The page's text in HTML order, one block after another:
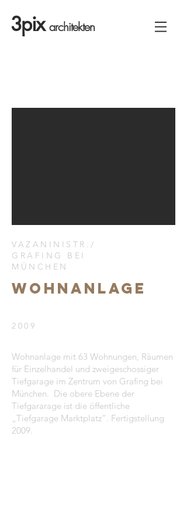
3pixarchitekten
Wohnanlage mit 63 Wohnungen, Räumen
für Einzelhandel und zweigeschossiger
Tiefgarage im Zentrum von Grafing bei
München. Die obere Ebene der
Tiefgararage ist die öffentliche
„Tiefgarage Marktplatz“. Fertigstellung
2009.
VAZANINISTR./
GRAFING BEI
MÜNCHEN
WOHNANLAGE
2009